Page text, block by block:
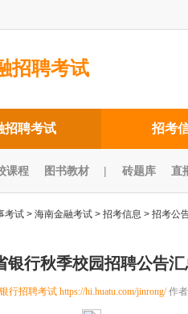
招聘考试
招聘考试 招考
课程 图书教材 | 砖题库 直
考试 > 海南金融考试 > 招考信息 > 招考公
银行秋季校园招聘公告汇
行招聘考试 https://hi.huatu.com/jinrong/作者